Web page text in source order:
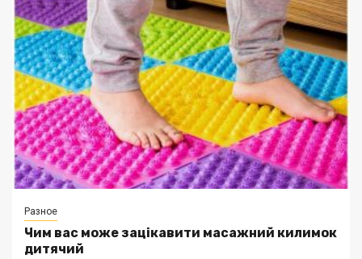
Разное
Чим вас може зацікавити масажний килимок
дитячий